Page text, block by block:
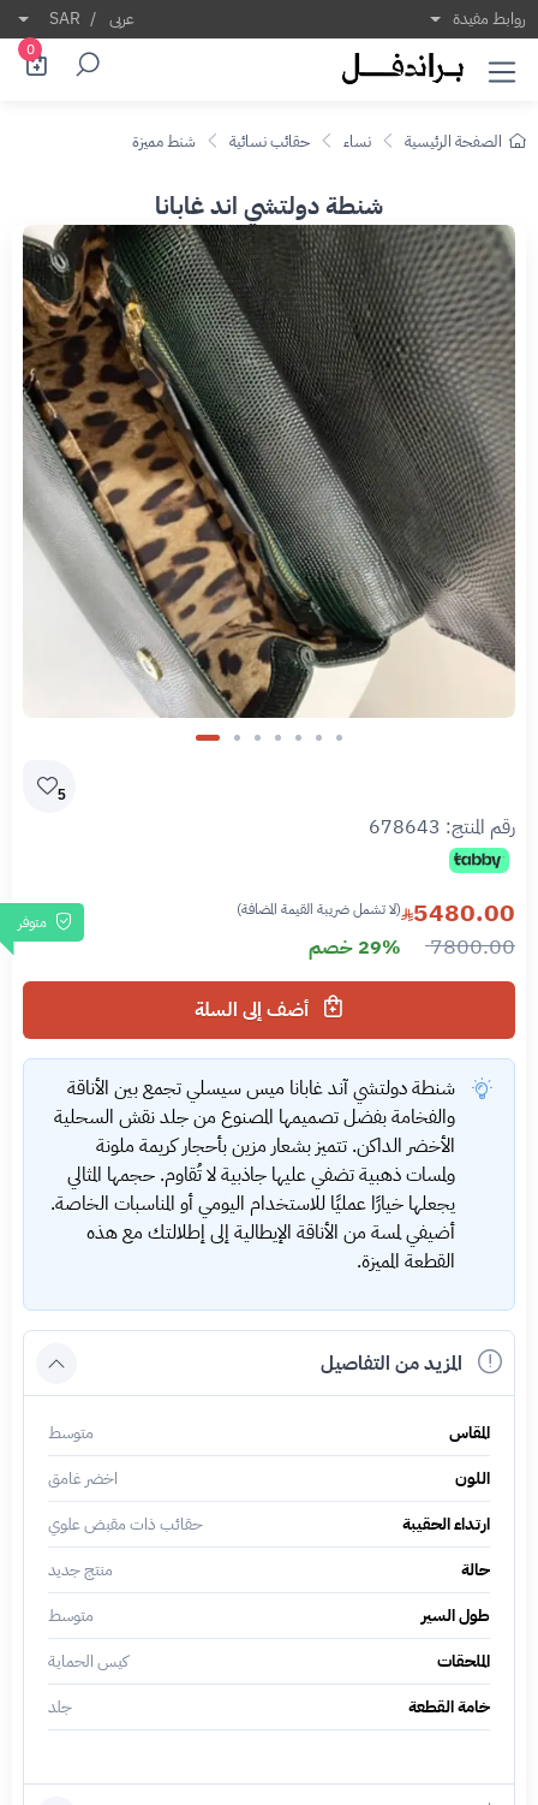
روابط مفيدة عربى /
SAR
0
الصفحة الرئيسية نساء حقائب نسائية شنط مميزة
شنطة دولتشي اند غابانا
5
رقم المنتج: 678643
متوفر 5480.00 (لا تشمل ضريبة القيمة المضافة)
7800.00 29% خصم
شنطة دولتشي آند غابانا ميس سيسلي تجمع بين الأناقة
والفخامة بفضل تصميمها المصنوع من جلد نقش السحلية
الأخضر الداكن. تتميز بشعار مزين بأحجار كريمة ملونة
ولمسات ذهبية تضفي عليها جاذبية لا تُقاوم. حجمها المثالي
يجعلها خيارًا عمليًا للاستخدام اليومي أو المناسبات الخاصة.
أضيفي لمسة من الأناقة الإيطالية إلى إطلالتك مع هذه
القطعة المميزة.
المزيد من التفاصيل
المقاس
متوسط
اللون
اخضر غامق
ارتداء الحقيبة
حقائب ذات مقبض علوي
حالة
منتج جديد
طول السير
متوسط
الملحقات
كيس الحماية
خامة القطعة
جلد